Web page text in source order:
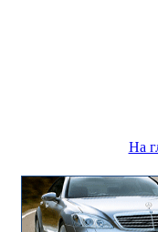
На